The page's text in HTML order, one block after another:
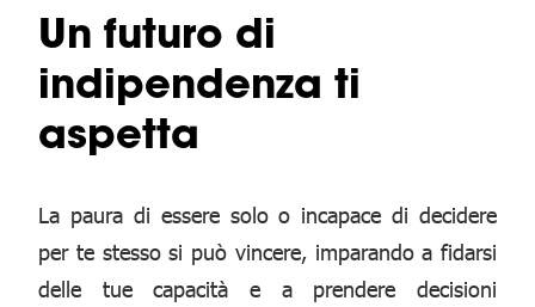
Un futuro di
indipendenza ti
aspetta
La paura di essere solo o incapace di decidere
per te stesso si può vincere, imparando a fidarsi
delle tue capacità e a prendere decisioni